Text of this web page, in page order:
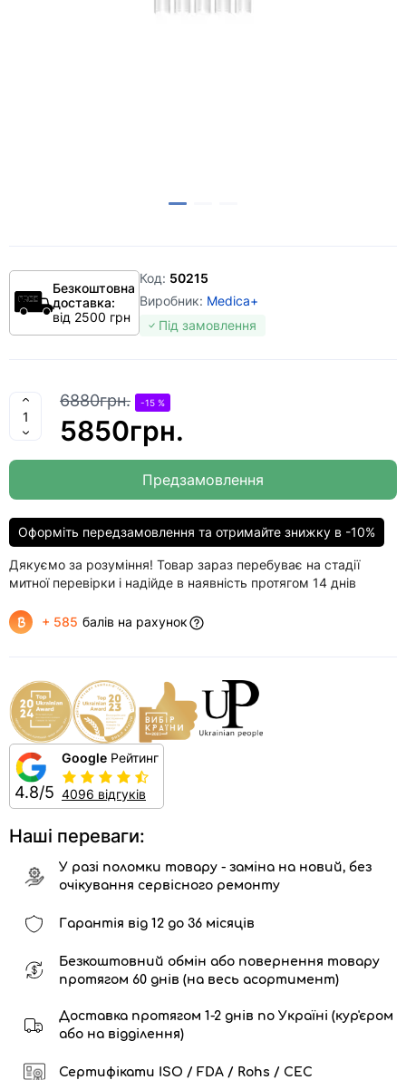
Безкоштовна
доставка:
від 2500 грн
Код: 50215
Виробник: Medica+
Під замовлення
6880грн. -15 %
5850грн.
Предзамовлення
Оформіть передзамовлення та отримайте знижку в -10%
Дякуємо за розуміння! Товар зараз перебуває на стадії
митної перевірки і надійде в наявність протягом 14 днів
+ 585 балів на рахунок
4.8/5
Google Рейтинг
4096 відгуків
Наші переваги:
У разі поломки товару - заміна на новий, без
очікування сервісного ремонту
Гарантія від 12 до 36 місяців
Безкоштовний обмін або повернення товару
протягом 60 днів (на весь асортимент)
Доставка протягом 1-2 днів по Україні (кур'єром
або на відділення)
Сертифікати ISO / FDA / Rohs / CEC